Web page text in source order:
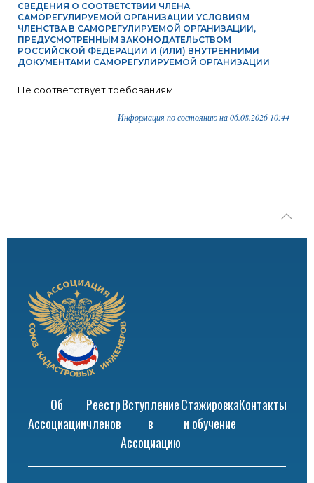
СВЕДЕНИЯ О СООТВЕТСТВИИ ЧЛЕНА
САМОРЕГУЛИРУЕМОЙ ОРГАНИЗАЦИИ УСЛОВИЯМ
ЧЛЕНСТВА В САМОРЕГУЛИРУЕМОЙ ОРГАНИЗАЦИИ,
ПРЕДУСМОТРЕННЫМ ЗАКОНОДАТЕЛЬСТВОМ
РОССИЙСКОЙ ФЕДЕРАЦИИ И (ИЛИ) ВНУТРЕННИМИ
ДОКУМЕНТАМИ САМОРЕГУЛИРУЕМОЙ ОРГАНИЗАЦИИ
Не соответствует требованиям
Информация по состоянию на 06.08.2026 10:44
Об
Ассоциации
Реестр
членов
Вступление
в
Ассоциацию
Стажировка
и обучение
Контакты